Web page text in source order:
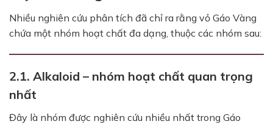
Nhiều nghiên cứu phân tích đã chỉ ra rằng vỏ Gáo Vàng
chứa một nhóm hoạt chất đa dạng, thuộc các nhóm sau:
2.1. Alkaloid – nhóm hoạt chất quan trọng
nhất
Đây là nhóm được nghiên cứu nhiều nhất trong Gáo